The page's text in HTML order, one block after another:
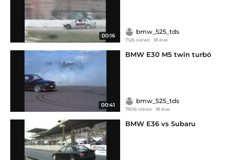
00:16
bmw_525_tds
7126 views 18 éve
00:41
BMW E30 M5 twin turbó
bmw_525_tds
7806 views 18 éve
BMW E36 vs Subaru